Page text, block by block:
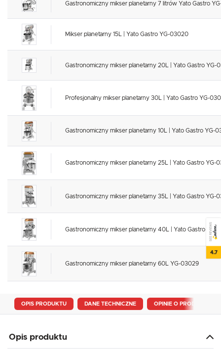
Gastronomiczny mikser planetarny 7 litrów Yato Gastro
Mikser planetarny 15L | Yato Gastro YG-03020
Gastronomiczny mikser planetarny 20L | Yato Gastro YG-
Profesjonalny mikser planetarny 30L | Yato Gastro YG-
Gastronomiczny mikser planetarny 10L | Yato Gastro YG-
Gastronomiczny mikser planetarny 25L | Yato Gastro YG-
Gastronomiczny mikser planetarny 35L | Yato Gastro YG-
Gastronomiczny mikser planetarny 40L | Yato Gastro YG-
Gastronomiczny mikser planetarny 60L YG-03029
OPIS PRODUKTU DANE TECHNICZNE OPINIE O PRODUKCIE
Opis produktu
SEE REVIEWS
4.7